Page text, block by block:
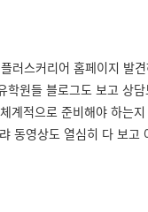
러스커리어 홈페이지 발
원들 블로그도 보고 상
계적으로 준비해야 하는
동영상도 열심히 다 보고